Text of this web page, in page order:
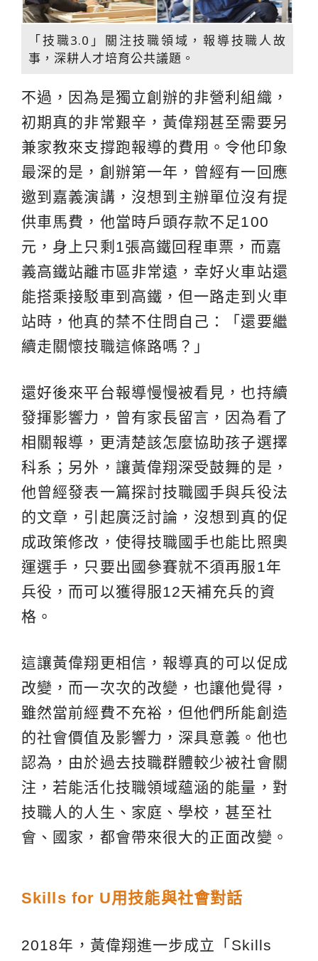
「技職3.0」關注技職領域，報導技職人故
事，深耕人才培育公共議題。
不過，因為是獨立創辦的非營利組織，
初期真的非常艱辛，黃偉翔甚至需要另
兼家教來支撐跑報導的費用。令他印象
最深的是，創辦第一年，曾經有一回應
邀到嘉義演講，沒想到主辦單位沒有提
供車馬費，他當時戶頭存款不足100
元，身上只剩1張高鐵回程車票，而嘉
義高鐵站離市區非常遠，幸好火車站還
能搭乘接駁車到高鐵，但一路走到火車
站時，他真的禁不住問自己：「還要繼
續走關懷技職這條路嗎？」
還好後來平台報導慢慢被看見，也持續
發揮影響力，曾有家長留言，因為看了
相關報導，更清楚該怎麼協助孩子選擇
科系；另外，讓黃偉翔深受鼓舞的是，
他曾經發表一篇探討技職國手與兵役法
的文章，引起廣泛討論，沒想到真的促
成政策修改，使得技職國手也能比照奧
運選手，只要出國參賽就不須再服1年
兵役，而可以獲得服12天補充兵的資
格。
這讓黃偉翔更相信，報導真的可以促成
改變，而一次次的改變，也讓他覺得，
雖然當前經費不充裕，但他們所能創造
的社會價值及影響力，深具意義。他也
認為，由於過去技職群體較少被社會關
注，若能活化技職領域蘊涵的能量，對
技職人的人生、家庭、學校，甚至社
會、國家，都會帶來很大的正面改變。
Skills for U用技能與社會對話
2018年，黃偉翔進一步成立「Skills